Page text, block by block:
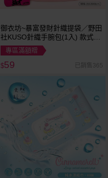
御衣坊~暴富發財針織提袋／野田
社KUSO針織手腕包(1入) 款式可
選
專區滿額贈
$59 已銷售365